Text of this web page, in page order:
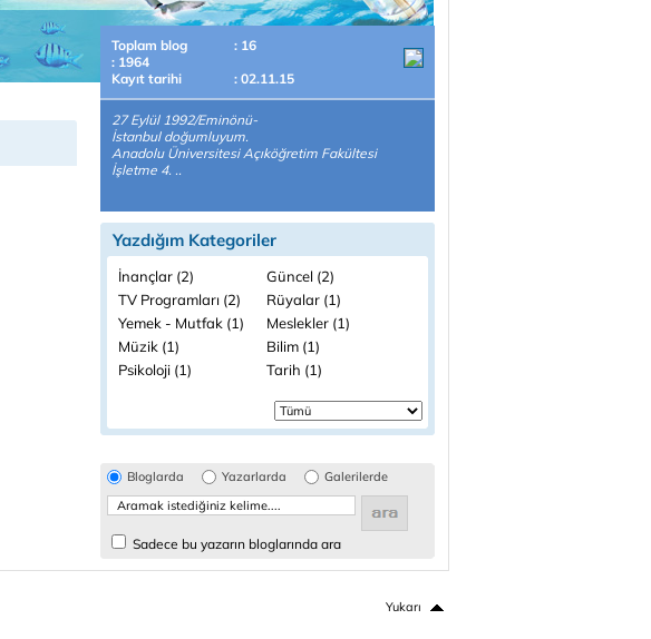
Toplam blog
: 16
: 1964
Kayıt tarihi
: 02.11.15
27 Eylül 1992/Eminönü-
İstanbul doğumluyum.
Anadolu Üniversitesi Açıköğretim Fakültesi
İşletme 4. ..
Yazdığım Kategoriler
İnançlar (2)
Güncel (2)
TV Programları (2)
Rüyalar (1)
Yemek - Mutfak (1)
Meslekler (1)
Müzik (1)
Bilim (1)
Psikoloji (1)
Tarih (1)
Bloglarda Yazarlarda Galerilerde
Sadece bu yazarın bloglarında ara
Yukarı